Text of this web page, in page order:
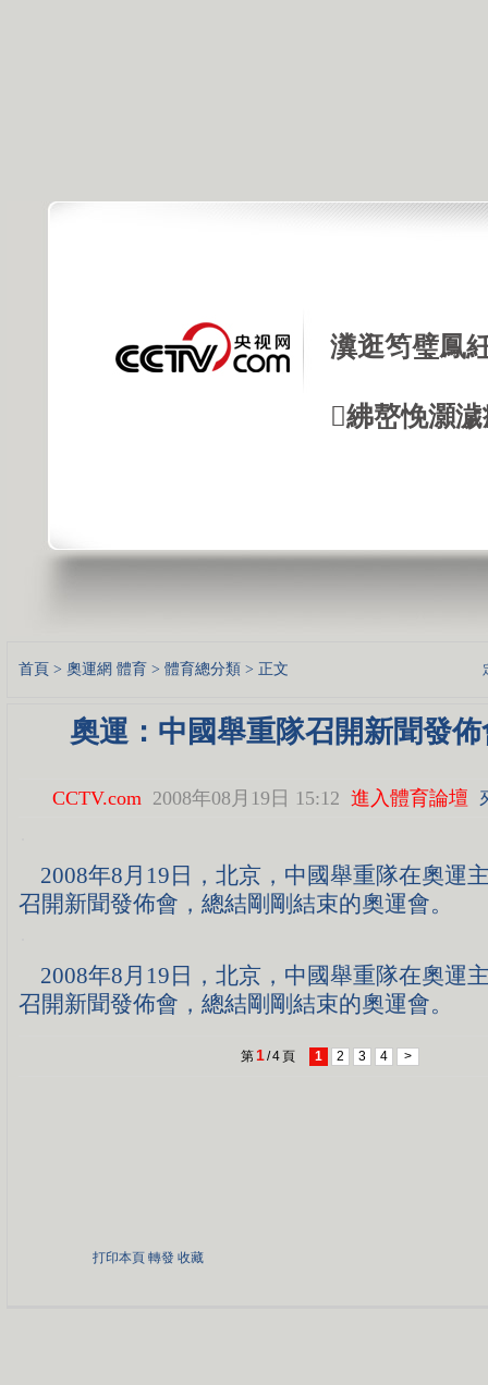
瀵逛笉璧鳳
紼嶅悗灝
首頁 > 奧運網 體育 > 體育總分類 > 正文
奧運：中國舉重隊召開新聞發
CCTV.com 2008年08月19日 15:12 進入體育論壇
2008年8月19日，北京，中國舉重隊在奧運
召開新聞發佈會，總結剛剛結束的奧運會。
2008年8月19日，北京，中國舉重隊在奧運
召開新聞發佈會，總結剛剛結束的奧運會。
第 1/4頁 1 2 3 4 >
打印本頁 轉發 收藏